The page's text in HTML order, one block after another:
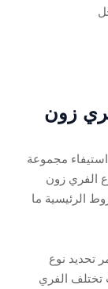
زون
مجموعة
الفري زون
الرئيسية ما
تحديد نوع
تختلف الفري